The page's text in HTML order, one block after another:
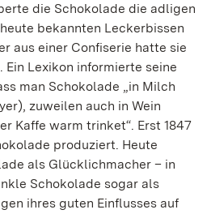
die Schokolade die adligen
bekannten Leckerbissen
aus einer Confiserie hatte sie
Lexikon informierte seine
man Schokolade „in Milch
zuweilen auch in Wein
Kaffe warm trinket“. Erst 1847
produziert. Heute
als Glücklichmacher – in
Schokolade sogar als
ihres guten Einflusses auf